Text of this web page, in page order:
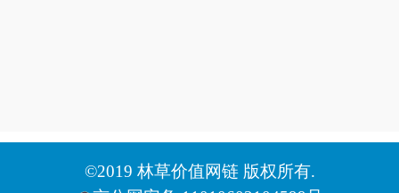
©2019 林草价值网链 版权所有.